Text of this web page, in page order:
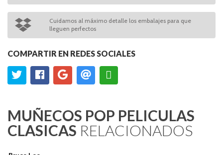
Cuidamos al máximo detalle los embalajes para que
lleguen perfectos
COMPARTIR EN REDES SOCIALES
MUÑECOS POP PELICULAS
CLASICAS RELACIONADOS